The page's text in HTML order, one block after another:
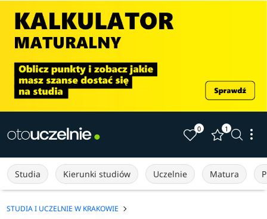
0 1
Studia Kierunki studiów Uczelnie Matura
STUDIA I UCZELNIE W KRAKOWIE